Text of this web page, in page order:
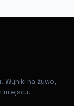
Wyniki na żywo,
miejscu.